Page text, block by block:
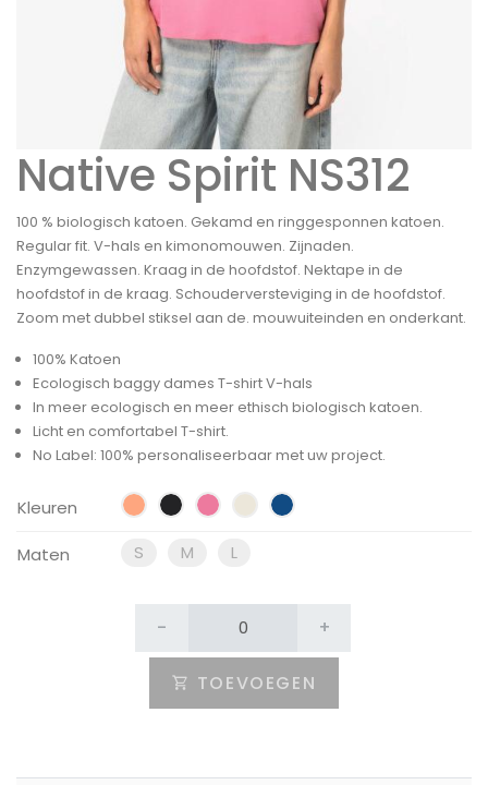
Native Spirit NS312
100 % biologisch katoen. Gekamd en ringgesponnen katoen.
Regular fit. V-hals en kimonomouwen. Zijnaden.
Enzymgewassen. Kraag in de hoofdstof. Nektape in de
hoofdstof in de kraag. Schouderversteviging in de hoofdstof.
Zoom met dubbel stiksel aan de. mouwuiteinden en onderkant.
100% Katoen
Ecologisch baggy dames T-shirt V-hals
In meer ecologisch en meer ethisch biologisch katoen.
Licht en comfortabel T-shirt.
No Label: 100% personaliseerbaar met uw project.
Kleuren
Maten S M L
- +
TOEVOEGEN